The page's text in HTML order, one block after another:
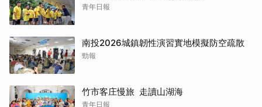
青年日報
南投2026城鎮韌性演習實地模擬防空疏散
勁報
竹市客庄慢旅 走讀山湖海
青年日報